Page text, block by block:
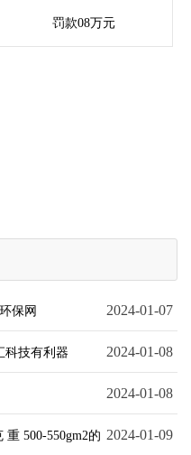
罚款08万元
2024-01-07
保网
2024-01-08
科技有利器
2024-01-08
2024-01-09
500-550gm2的